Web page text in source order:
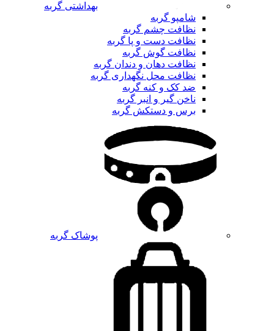
بهداشتی گربه
شامپو گربه
نظافت چشم گربه
نظافت دست و پا گربه
نظافت گوش گربه
نظافت دهان و دندان گربه
نظافت محل نگهداری گربه
ضد کک و کنه گربه
ناخن گیر و انبر گربه
برس و دستکش گربه
پوشاک گربه